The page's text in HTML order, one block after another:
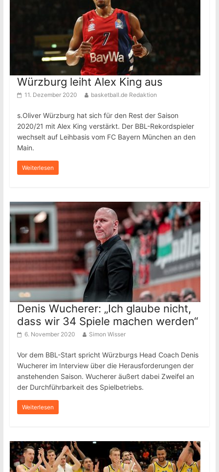
Würzburg leiht Alex King aus
11. Dezember 2020 basketball.de Redaktion
s.Oliver Würzburg hat sich für den Rest der Saison
2020/21 mit Alex King verstärkt. Der BBL-Rekordspieler
wechselt auf Leihbasis vom FC Bayern München an den
Main.
Weiterlesen
Denis Wucherer: „Ich glaube nicht,
dass wir 34 Spiele machen werden“
6. November 2020 Simon Wisser
Vor dem BBL-Start spricht Würzburgs Head Coach Denis
Wucherer im Interview über die Herausforderungen der
anstehenden Saison. Wucherer äußert dabei Zweifel an
der Durchführbarkeit des Spielbetriebs.
Weiterlesen